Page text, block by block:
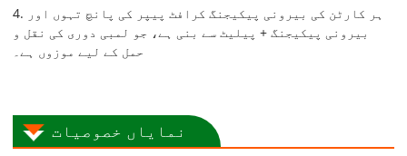
4. ہر کارٹن کی بیرونی پیکیجنگ کرافٹ پیپر کی پانچ تہوں اور
بیرونی پیکیجنگ + پیلیٹ سے بنی ہے، جو لمبی دوری کی نقل و
حمل کے لیے موزوں ہے۔
نمایاں خصوصیات